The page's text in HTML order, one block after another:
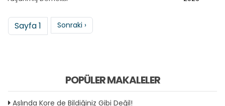
Sayfalama
Sayfa 1 Sonraki sayfa
Sonraki ›
POPÜLER MAKALELER
Aslında Kore de Bildiğiniz Gibi Değil!